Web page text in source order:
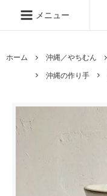
メニュー
ホーム 沖縄／やちむん
沖縄の作り手